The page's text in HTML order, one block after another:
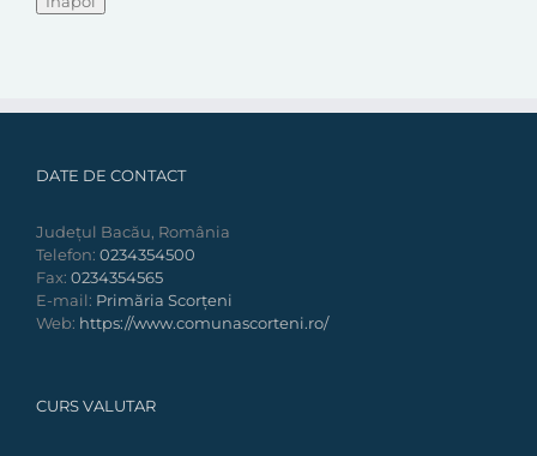
DATE DE CONTACT
Județul Bacău, România
Telefon: 0234354500
Fax: 0234354565
E-mail: Primăria Scorțeni
Web: https://www.comunascorteni.ro/
CURS VALUTAR